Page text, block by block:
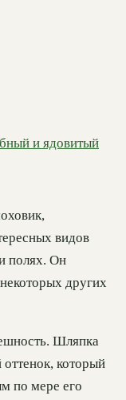
и ядовитый
видов
полях. Он
других
Шляпка
который
по мере его